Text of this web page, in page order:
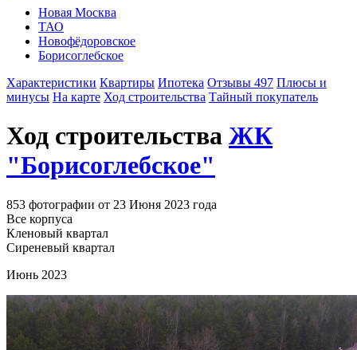
Новая Москва
ТАО
Новофёдоровское
Борисоглебское
Характеристики Квартиры Ипотека Отзывы 497 Плюсы и
минусы На карте Ход строительства Тайный покупатель
Ход строительства ЖК
"Борисоглебское"
853 фотографии от 23 Июня 2023 года
Все корпуса
Кленовый квартал
Сиреневый квартал
Июнь 2023